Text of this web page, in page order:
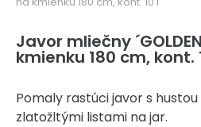
Javor mliečny
kmienku 180 cm, kont.
Pomaly rastúci javor s
zlatožltými listami na jar.